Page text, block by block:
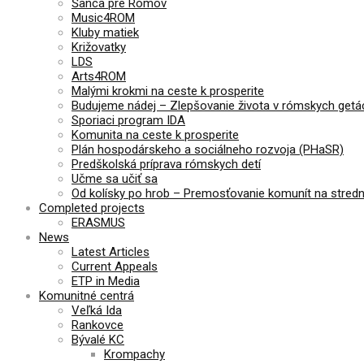
Music4ROM
Kluby matiek
Križovatky
LDS
Arts4ROM
Malými krokmi na ceste k prosperite
Budujeme nádej – Zlepšovanie života v rómskych
Sporiaci program IDA
Komunita na ceste k prosperite
Plán hospodárskeho a sociálneho rozvoja (PHaSR)
Predškolská príprava rómskych detí
Učme sa učiť sa
Od kolísky po hrob – Premosťovanie komunít na
Completed projects
ERASMUS
News
Latest Articles
Current Appeals
ETP in Media
Komunitné centrá
Veľká Ida
Rankovce
Bývalé KC
Krompachy